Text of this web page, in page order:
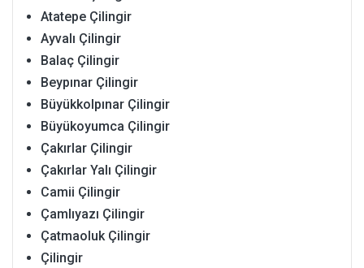
Atatepe Çilingir
Ayvalı Çilingir
Balaç Çilingir
Beypınar Çilingir
Büyükkolpınar Çilingir
Büyükoyumca Çilingir
Çakırlar Çilingir
Çakırlar Yalı Çilingir
Camii Çilingir
Çamlıyazı Çilingir
Çatmaoluk Çilingir
Çilingir